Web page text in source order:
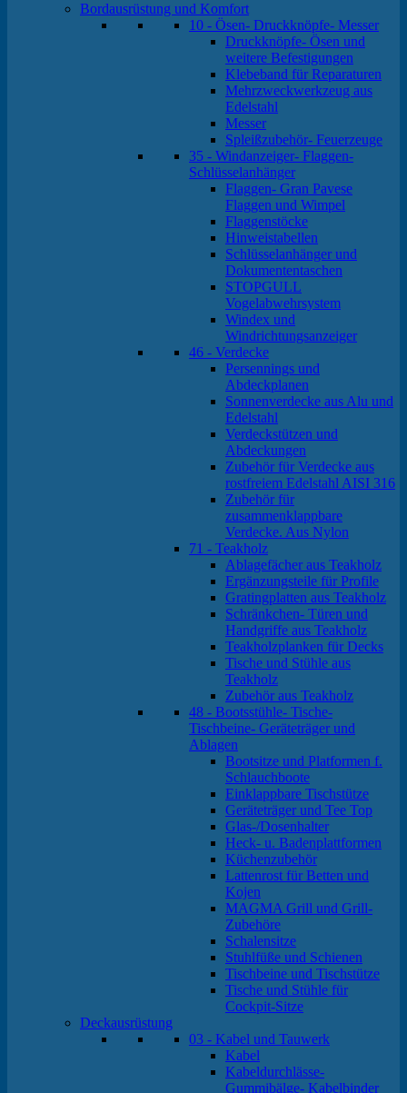
Bordausrüstung und Komfort
10 - Ösen- Druckknöpfe- Messer
Druckknöpfe- Ösen und
weitere Befestigungen
Klebeband für Reparaturen
Mehrzweckwerkzeug aus
Edelstahl
Messer
Spleißzubehör- Feuerzeuge
35 - Windanzeiger- Flaggen-
Schlüsselanhänger
Flaggen- Gran Pavese
Flaggen und Wimpel
Flaggenstöcke
Hinweistabellen
Schlüsselanhänger und
Dokumententaschen
STOPGULL
Vogelabwehrsystem
Windex und
Windrichtungsanzeiger
46 - Verdecke
Persennings und
Abdeckplanen
Sonnenverdecke aus Alu und
Edelstahl
Verdeckstützen und
Abdeckungen
Zubehör für Verdecke aus
rostfreiem Edelstahl AISI 316
Zubehör für
zusammenklappbare
Verdecke. Aus Nylon
71 - Teakholz
Ablagefächer aus Teakholz
Ergänzungsteile für Profile
Gratingplatten aus Teakholz
Schränkchen- Türen und
Handgriffe aus Teakholz
Teakholzplanken für Decks
Tische und Stühle aus
Teakholz
Zubehör aus Teakholz
48 - Bootsstühle- Tische-
Tischbeine- Geräteträger und
Ablagen
Bootsitze und Platformen f.
Schlauchboote
Einklappbare Tischstütze
Geräteträger und Tee Top
Glas-/Dosenhalter
Heck- u. Badenplattformen
Küchenzubehör
Lattenrost für Betten und
Kojen
MAGMA Grill und Grill-
Zubehöre
Schalensitze
Stuhlfüße und Schienen
Tischbeine und Tischstütze
Tische und Stühle für
Cockpit-Sitze
Deckausrüstung
03 - Kabel und Tauwerk
Kabel
Kabeldurchlässe-
Gummibälge- Kabelbinder